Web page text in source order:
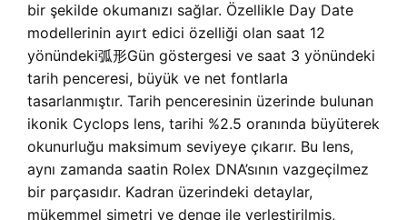
bir şekilde okumanızı sağlar. Özellikle Day Date
modellerinin ayırt edici özelliği olan saat 12
yönündeki弧形Gün göstergesi ve saat 3 yönündeki
tarih penceresi, büyük ve net fontlarla
tasarlanmıştır. Tarih penceresinin üzerinde bulunan
ikonik Cyclops lens, tarihi %2.5 oranında büyüterek
okunurluğu maksimum seviyeye çıkarır. Bu lens,
aynı zamanda saatin Rolex DNA’sının vazgeçilmez
bir parçasıdır. Kadran üzerindeki detaylar,
mükemmel simetri ve denge ile yerleştirilmiş,